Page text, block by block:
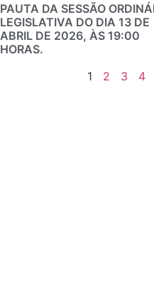
PAUTA DA SESSÃO
LEGISLATIVA DO DIA 13 DE
ABRIL DE 2026, ÀS 19:00
HORAS.
1
2 3 4